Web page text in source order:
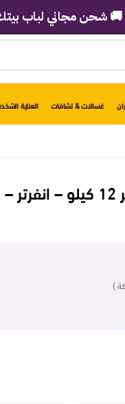
غسالات & نشافات العناية
)
مجاني لباب بيتك في